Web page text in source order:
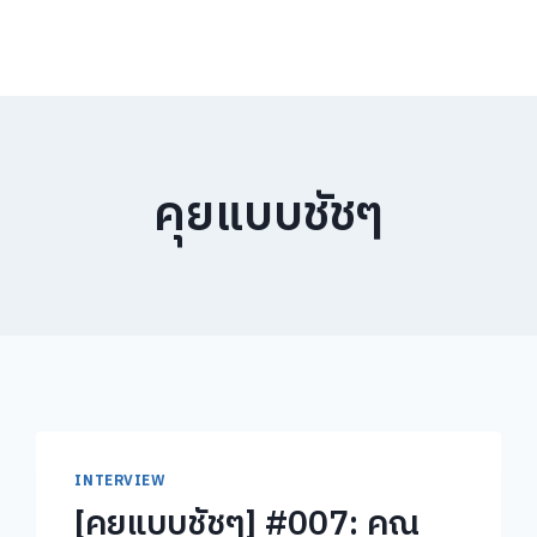
คุยแบบชัชๆ
INTERVIEW
[คุยแบบชัชๆ] #007: คุณ